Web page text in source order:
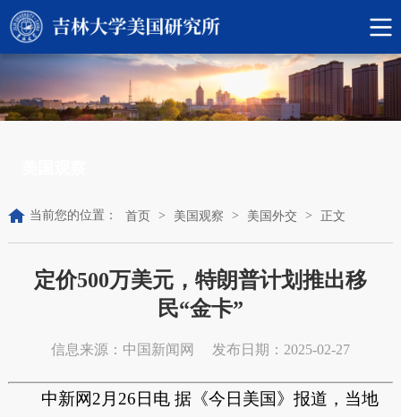
当前您的位置： 首页 > 美国观察 > 美国外交 > 正文
定价500万美元，特朗普计划推出移
民“金卡”
信息来源：中国新闻网 发布日期：2025-02-27
中新网2月26日电 据《今日美国》报道，当地